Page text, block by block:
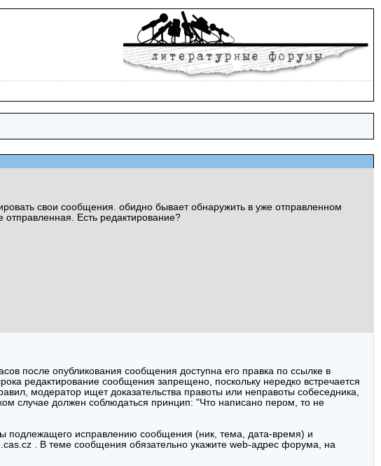
свои сообщения. обидно бывает обнаружить в уже отправленном
Есть редактирование?
после опубликования сообщения доступна его правка по ссылке в
редактирование сообщения запрещено, поскольку нередко встречается
модератор ищет доказательства правоты или неправоты собеседника,
случае должен соблюдаться принцип: "Что написано пером, то не
подлежащего исправлению сообщения (ник, тема, дата-время) и
. В теме сообщения обязательно укажите web-адрес форума, на